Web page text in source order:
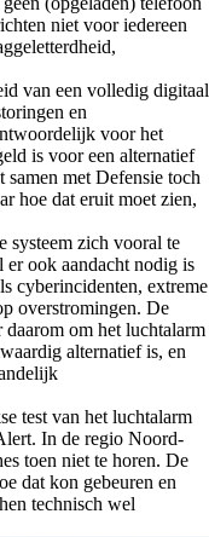
niet voor iedereen
van een volledig digitaal
en
voor het
is voor een alternatief
samen met Defensie toch
hoe dat eruit moet zien,
systeem zich vooral te
ook aandacht nodig is
cyberincidenten, extreme
overstromingen. De
daarom om het luchtalarm
alternatief is, en
test van het luchtalarm
In de regio Noord-
toen niet te horen. De
dat kon gebeuren en
technisch wel